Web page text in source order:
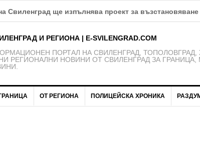
Свиленград ще изпълнява проект за
И РЕГИОНА | E-SVILENGRAD.COM
ПОРТАЛ НА СВИЛЕНГРАД,
РЕГИОНАЛНИ НОВИНИ ОТ СВИЛЕНГРАД ЗА
ОТ РЕГИОНА ПОЛИЦЕЙСКА ХРОНИКА